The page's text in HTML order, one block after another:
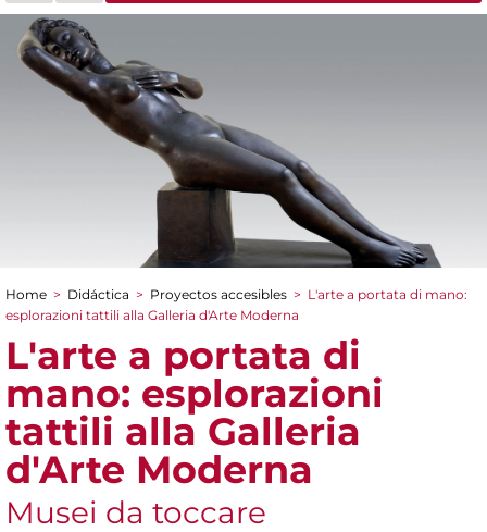
You are here
Home > Didáctica > Proyectos accesibles > L'arte a portata di mano:
esplorazioni tattili alla Galleria d'Arte Moderna
L'arte a portata di
mano: esplorazioni
tattili alla Galleria
d'Arte Moderna
Musei da toccare